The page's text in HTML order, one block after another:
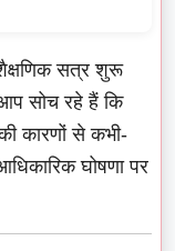
शैक्षणिक सत्र शुरू
सोच रहे हैं कि
कारणों से कभी-
घोषणा पर